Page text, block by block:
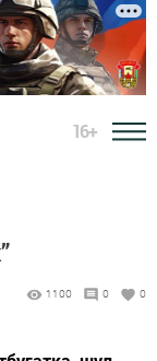
16+
1100 0 0